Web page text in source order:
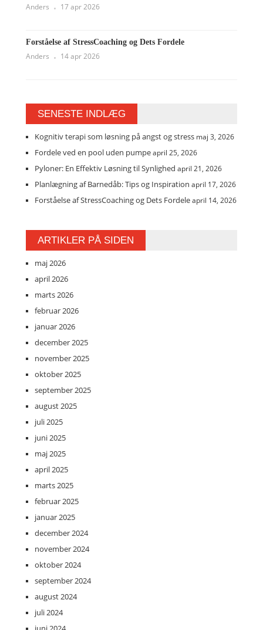
Anders 17 apr 2026
Forståelse af StressCoaching og Dets Fordele
Anders 14 apr 2026
SENESTE INDLÆG
Kognitiv terapi som løsning på angst og stress maj 3, 2026
Fordele ved en pool uden pumpeapril 25, 2026
Pyloner: En Effektiv Løsning til Synlighed april 21, 2026
Planlægning af Barnedåb: Tips og Inspiration april 17, 2026
Forståelse af StressCoaching og Dets Fordeleapril 14, 2026
ARTIKLER PÅ SIDEN
maj 2026
april 2026
marts 2026
februar 2026
januar 2026
december 2025
november 2025
oktober 2025
september 2025
august 2025
juli 2025
juni 2025
maj 2025
april 2025
marts 2025
februar 2025
januar 2025
december 2024
november 2024
oktober 2024
september 2024
august 2024
juli 2024